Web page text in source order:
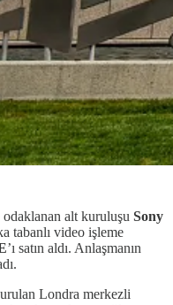
alt kuruluşu Sony
tabanlı video işleme
’ı satın aldı. Anlaşmanın
Londra merkezli